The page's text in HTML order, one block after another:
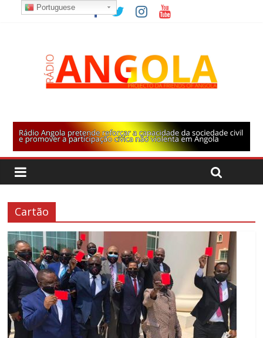
Cartão
Portuguese